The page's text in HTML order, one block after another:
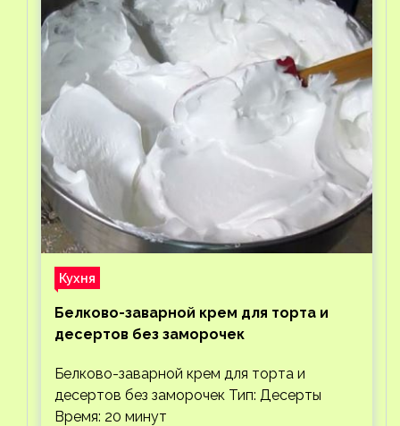
Кухня
Белково-заварной крем для торта и
десертов без заморочек
Белково-заварной крем для торта и
десертов без заморочек Тип: Десерты
Время: 20 минут